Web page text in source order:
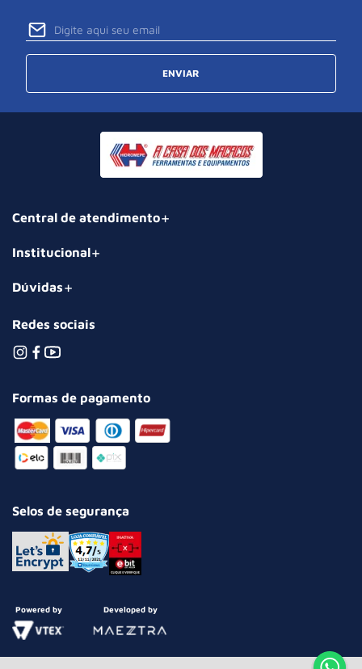
ENVIAR
Central de atendimento
Institucional
Dúvidas
Redes sociais
Formas de pagamento
Selos de segurança
Powered by Developed by